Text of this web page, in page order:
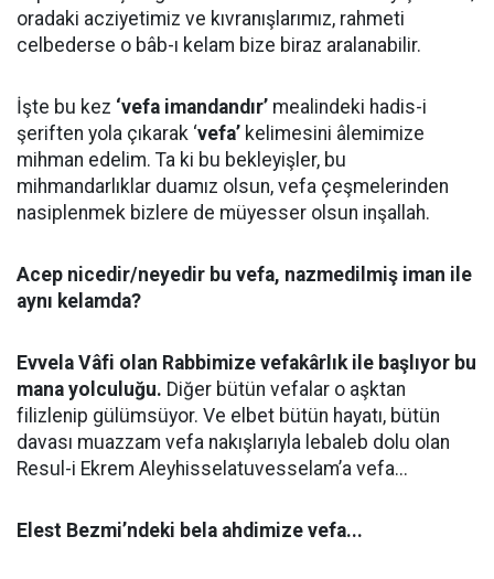
oradaki acziyetimiz ve kıvranışlarımız, rahmeti
celbederse o bâb-ı kelam bize biraz aralanabilir.
İşte bu kez ‘vefa imandandır’ mealindeki hadis-i
şeriften yola çıkarak ‘vefa’ kelimesini âlemimize
mihman edelim. Ta ki bu bekleyişler, bu
mihmandarlıklar duamız olsun, vefa çeşmelerinden
nasiplenmek bizlere de müyesser olsun inşallah.
Acep nicedir/neyedir bu vefa, nazmedilmiş iman ile
aynı kelamda?
Evvela Vâfi olan Rabbimize vefakârlık ile başlıyor bu
mana yolculuğu. Diğer bütün vefalar o aşktan
filizlenip gülümsüyor. Ve elbet bütün hayatı, bütün
davası muazzam vefa nakışlarıyla lebaleb dolu olan
Resul-i Ekrem Aleyhisselatuvesselam’a vefa...
Elest Bezmi’ndeki bela ahdimize vefa...